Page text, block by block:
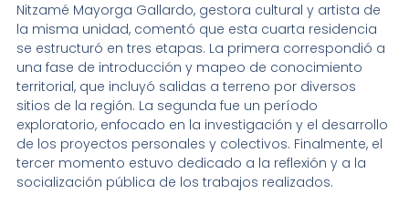
Nitzamé Mayorga Gallardo, gestora cultural y artista de
la misma unidad, comentó que esta cuarta residencia
se estructuró en tres etapas. La primera correspondió a
una fase de introducción y mapeo de conocimiento
territorial, que incluyó salidas a terreno por diversos
sitios de la región. La segunda fue un período
exploratorio, enfocado en la investigación y el desarrollo
de los proyectos personales y colectivos. Finalmente, el
tercer momento estuvo dedicado a la reflexión y a la
socialización pública de los trabajos realizados.